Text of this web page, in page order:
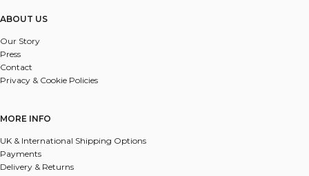
ABOUT US
Our Story
Press
Contact
Privacy & Cookie Policies
MORE INFO
UK & International Shipping Options
Payments
Delivery & Returns